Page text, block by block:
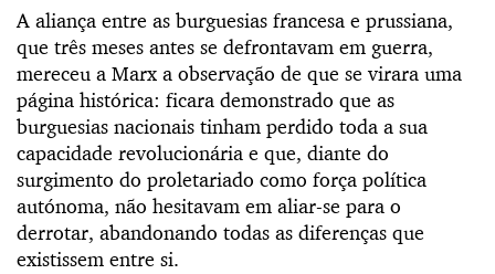
A aliança entre as burguesias francesa e prussiana,
que três meses antes se defrontavam em guerra,
mereceu a Marx a observação de que se virara uma
página histórica: ficara demonstrado que as
burguesias nacionais tinham perdido toda a sua
capacidade revolucionária e que, diante do
surgimento do proletariado como força política
autónoma, não hesitavam em aliar-se para o
derrotar, abandonando todas as diferenças que
existissem entre si.